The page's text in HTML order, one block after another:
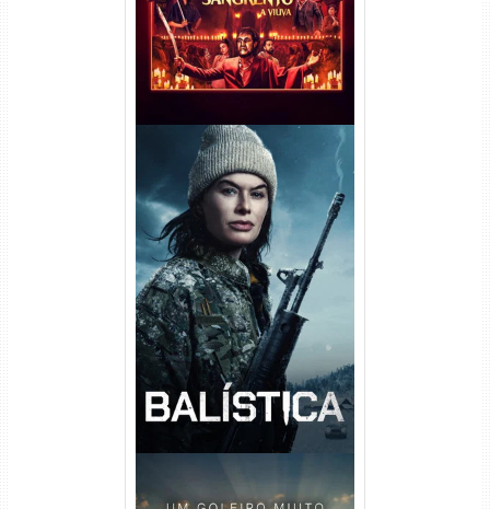
Balística Torrent (2025) WEB-
DL 1080p Dual Áudio